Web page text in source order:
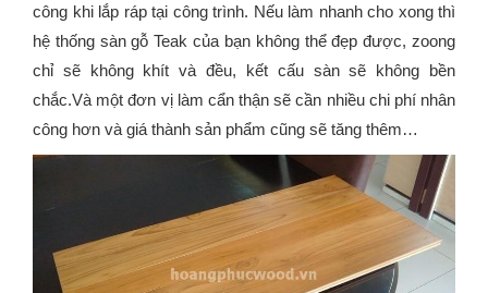
công khi lắp ráp tại công trình. Nếu làm nhanh cho xong thì
hệ thống sàn gỗ Teak của bạn không thể đẹp được, zoong
chỉ sẽ không khít và đều, kết cấu sàn sẽ không bền
chắc.Và một đơn vị làm cẩn thận sẽ cần nhiều chi phí nhân
công hơn và giá thành sản phẩm cũng sẽ tăng thêm…